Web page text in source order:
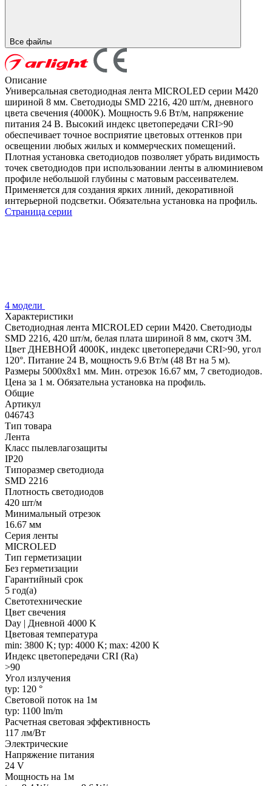
Все файлы
Описание
Универсальная светодиодная лента MICROLED серии M420
шириной 8 мм. Светодиоды SMD 2216, 420 шт/м, дневного
цвета свечения (4000K). Мощность 9.6 Вт/м, напряжение
питания 24 В. Высокий индекс цветопередачи CRI>90
обеспечивает точное восприятие цветовых оттенков при
освещении любых жилых и коммерческих помещений.
Плотная установка светодиодов позволяет убрать видимость
точек светодиодов при использовании ленты в алюминиевом
профиле небольшой глубины с матовым рассеивателем.
Применяется для создания ярких линий, декоративной
интерьерной подсветки. Обязательна установка на профиль.
Страница серии
4 модели
Характеристики
Светодиодная лента MICROLED серии M420. Светодиоды
SMD 2216, 420 шт/м, белая плата шириной 8 мм, скотч 3M.
Цвет ДНЕВНОЙ 4000K, индекс цветопередачи CRI>90, угол
120°. Питание 24 В, мощность 9.6 Вт/м (48 Вт на 5 м).
Размеры 5000x8x1 мм. Мин. отрезок 16.67 мм, 7 светодиодов.
Цена за 1 м. Обязательна установка на профиль.
Общие
Артикул
046743
Тип товара
Лента
Класс пылевлагозащиты
IP20
Типоразмер светодиода
SMD 2216
Плотность светодиодов
420 шт/м
Минимальный отрезок
16.67 мм
Серия ленты
MICROLED
Тип герметизации
Без герметизации
Гарантийный срок
5 год(а)
Светотехнические
Цвет свечения
Day | Дневной 4000 K
Цветовая температура
min: 3800 K; typ: 4000 K; max: 4200 K
Индекс цветопередачи CRI (Ra)
>90
Угол излучения
typ: 120 °
Световой поток на 1м
typ: 1100 lm/m
Расчетная световая эффективность
117 лм/Вт
Электрические
Напряжение питания
24 V
Мощность на 1м